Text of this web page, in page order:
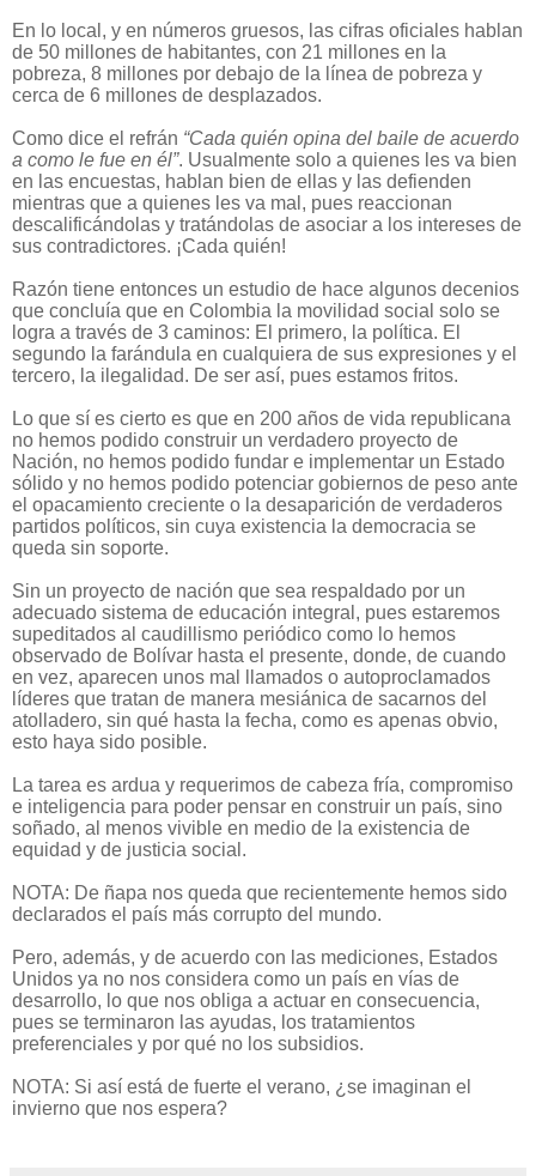
En lo local, y en números gruesos, las cifras oficiales hablan
de 50 millones de habitantes, con 21 millones en la
pobreza, 8 millones por debajo de la línea de pobreza y
cerca de 6 millones de desplazados.
Como dice el refrán “Cada quién opina del baile de acuerdo
a como le fue en él”. Usualmente solo a quienes les va bien
en las encuestas, hablan bien de ellas y las defienden
mientras que a quienes les va mal, pues reaccionan
descalificándolas y tratándolas de asociar a los intereses de
sus contradictores. ¡Cada quién!
Razón tiene entonces un estudio de hace algunos decenios
que concluía que en Colombia la movilidad social solo se
logra a través de 3 caminos: El primero, la política. El
segundo la farándula en cualquiera de sus expresiones y el
tercero, la ilegalidad. De ser así, pues estamos fritos.
Lo que sí es cierto es que en 200 años de vida republicana
no hemos podido construir un verdadero proyecto de
Nación, no hemos podido fundar e implementar un Estado
sólido y no hemos podido potenciar gobiernos de peso ante
el opacamiento creciente o la desaparición de verdaderos
partidos políticos, sin cuya existencia la democracia se
queda sin soporte.
Sin un proyecto de nación que sea respaldado por un
adecuado sistema de educación integral, pues estaremos
supeditados al caudillismo periódico como lo hemos
observado de Bolívar hasta el presente, donde, de cuando
en vez, aparecen unos mal llamados o autoproclamados
líderes que tratan de manera mesiánica de sacarnos del
atolladero, sin qué hasta la fecha, como es apenas obvio,
esto haya sido posible.
La tarea es ardua y requerimos de cabeza fría, compromiso
e inteligencia para poder pensar en construir un país, sino
soñado, al menos vivible en medio de la existencia de
equidad y de justicia social.
NOTA: De ñapa nos queda que recientemente hemos sido
declarados el país más corrupto del mundo.
Pero, además, y de acuerdo con las mediciones, Estados
Unidos ya no nos considera como un país en vías de
desarrollo, lo que nos obliga a actuar en consecuencia,
pues se terminaron las ayudas, los tratamientos
preferenciales y por qué no los subsidios.
NOTA: Si así está de fuerte el verano, ¿se imaginan el
invierno que nos espera?